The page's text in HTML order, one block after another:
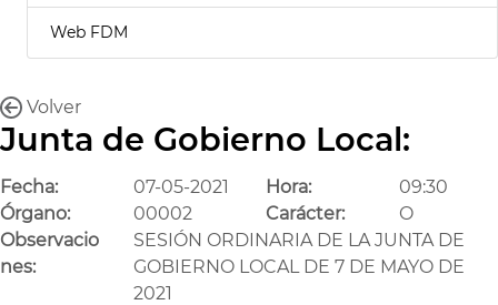
Web FDM
Volver
Junta de Gobierno Local:
Fecha: 07-05-2021 Hora:
09:30
Órgano:
00002 Carácter:
O
Observacio
nes:
SESIÓN ORDINARIA DE LA JUNTA DE
GOBIERNO LOCAL DE 7 DE MAYO DE
2021